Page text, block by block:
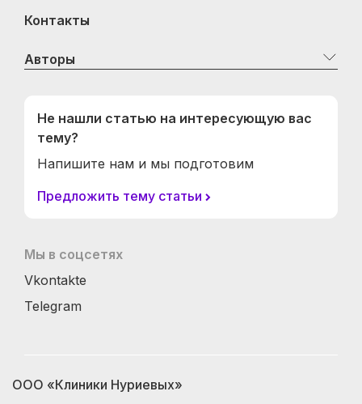
Контакты
Авторы
Не нашли статью на интересующую вас
тему?
Напишите нам и мы подготовим
Предложить тему статьи
Мы в соцсетях
Vkontakte
Telegram
ООО «Клиники Нуриевых»